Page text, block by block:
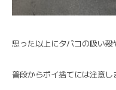
思った以上にタバコの吸い
普段からポイ捨てには注意し